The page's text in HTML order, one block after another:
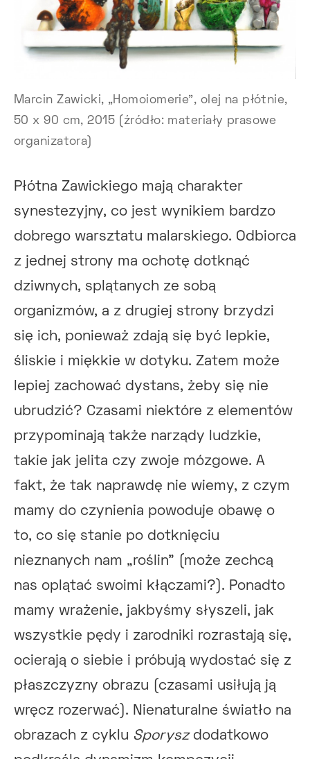
Marcin Zawicki, „Homoiomerie”, olej na płótnie,
50 x 90 cm, 2015 (źródło: materiały prasowe
organizatora)
Płótna Zawickiego mają charakter
synestezyjny, co jest wynikiem bardzo
dobrego warsztatu malarskiego. Odbiorca
z jednej strony ma ochotę dotknąć
dziwnych, splątanych ze sobą
organizmów, a z drugiej strony brzydzi
się ich, ponieważ zdają się być lepkie,
śliskie i miękkie w dotyku. Zatem może
lepiej zachować dystans, żeby się nie
ubrudzić? Czasami niektóre z elementów
przypominają także narządy ludzkie,
takie jak jelita czy zwoje mózgowe. A
fakt, że tak naprawdę nie wiemy, z czym
mamy do czynienia powoduje obawę o
to, co się stanie po dotknięciu
nieznanych nam „roślin” (może zechcą
nas oplątać swoimi kłączami?). Ponadto
mamy wrażenie, jakbyśmy słyszeli, jak
wszystkie pędy i zarodniki rozrastają się,
ocierają o siebie i próbują wydostać się z
płaszczyzny obrazu (czasami usiłują ją
wręcz rozerwać). Nienaturalne światło na
obrazach z cyklu Sporyszdodatkowo